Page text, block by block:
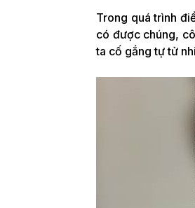
Trong quá trình
có được chúng,
ta cố gắng tự tử